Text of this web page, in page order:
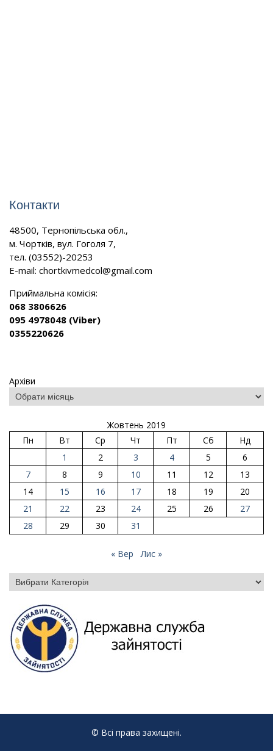
Контакти
48500, Тернопільська обл.,
м. Чортків, вул. Гоголя 7,
тел. (03552)-20253
E-mail: chortkivmedcol@gmail.com
Приймальна комісія:
068 3806626
095 4978048 (Viber)
0355220626
Архіви
Жовтень 2019
Пн
Вт Ср Чт Пт Сб
Нд
1
2 3 4 5
6
7
8 9 10 11 12
13
14
15 16 17 18 19
20
21
22 23 24 25 26
27
28
29 30 31
« Вер Лис »
Категорії
© Всі права захищені.